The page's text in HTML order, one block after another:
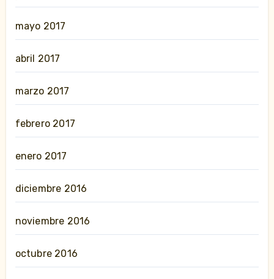
mayo 2017
abril 2017
marzo 2017
febrero 2017
enero 2017
diciembre 2016
noviembre 2016
octubre 2016